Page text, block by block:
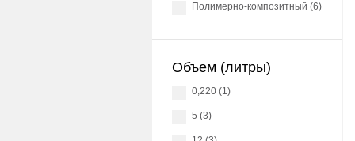
Полимерно-композитный (6)
Объем (литры)
0,220 (1)
5 (3)